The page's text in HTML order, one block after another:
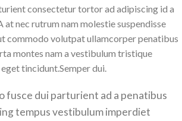
consectetur tortor ad adipiscing id a
at nec rutrum nam molestie suspendisse
commodo volutpat ullamcorper penatibus
montes nam a vestibulum tristique
tincidunt.Semper dui.
fusce dui parturient ad a penatibus
tempus vestibulum imperdiet